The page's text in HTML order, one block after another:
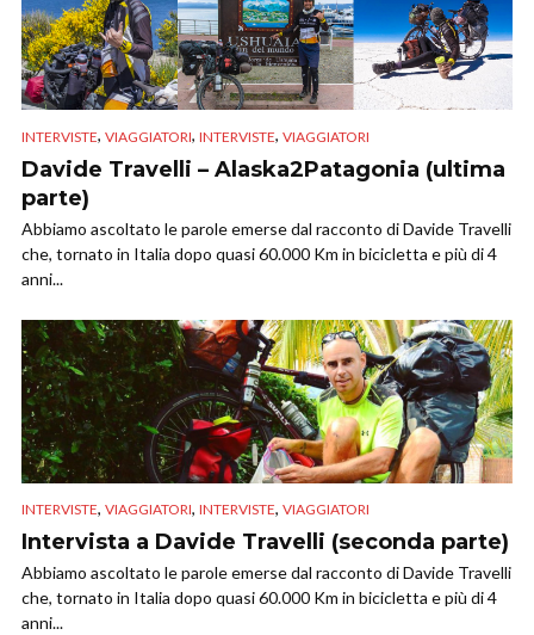
INTERVISTE, VIAGGIATORI, INTERVISTE, VIAGGIATORI
Davide Travelli – Alaska2Patagonia (ultima
parte)
Abbiamo ascoltato le parole emerse dal racconto di Davide Travelli
che, tornato in Italia dopo quasi 60.000 Km in bicicletta e più di 4
anni...
INTERVISTE, VIAGGIATORI, INTERVISTE, VIAGGIATORI
Intervista a Davide Travelli (seconda parte)
Abbiamo ascoltato le parole emerse dal racconto di Davide Travelli
che, tornato in Italia dopo quasi 60.000 Km in bicicletta e più di 4
anni...